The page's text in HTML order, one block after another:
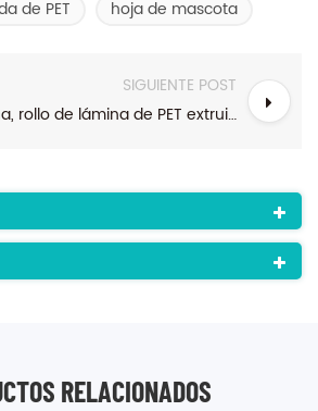
de PET
hoja de mascota
SIGUIENTE POST
Fabricante de China, rollo de lámina de PET extruido transparente conductor antiestático de plástico para formación al vacío
RELACIONADOS